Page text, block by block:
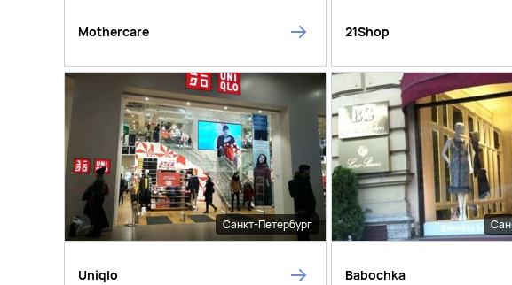
Mothercare 21Shop
Санкт-Петербург
Uniqlo Babochka